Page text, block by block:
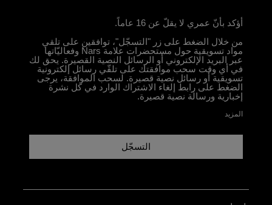
أؤكد بأنّ عمري لا يقلّ عن 16 عاماً.
من خلال الضغط على زر "التسجّل"، توافقين على تلقي
مواد تسويقية حول مستحضرات علامة Nars وفعاليّاتها
عبر البريد الإلكتروني أو الرسائل النصية القصيرة. يحق لك
في أي وقت سحب موافقتك على تلقّي رسائل إلكترونية
تسويقية أو رسائل نصية قصيرة. لسحب الموافقة، يرجى
الضغط على رابط إلغاء الاشتراك الوارد في كل نشرة
إخبارية ورسالة نصية قصيرة.
المزيد
التسجّل